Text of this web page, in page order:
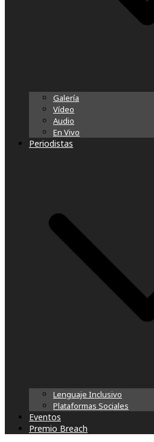
Galería
Vídeo
Audio
En Vivo
Periodistas
Lenguaje Inclusivo
Plataformas Sociales
Eventos
Premio Breach